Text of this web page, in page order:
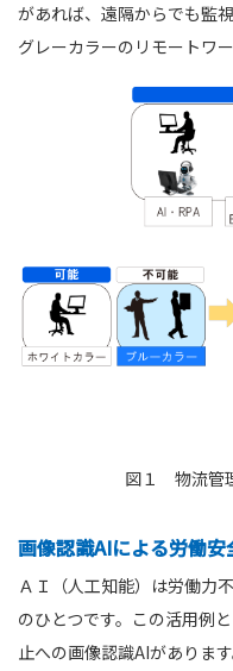
があれば、遠隔からでも監
グレーカラーのリモートワ
図１ 物流管
画像認識AIによる労働安
ＡＩ（人工知能）は労働力
のひとつです。この活用例
止への画像認識AIがありま